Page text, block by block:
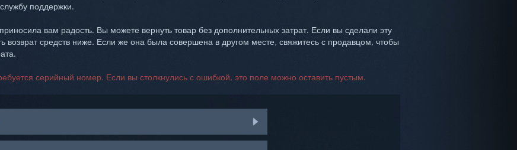
поддержки.
вам радость. Вы можете вернуть товар без дополнительных затрат. Если вы сделали эту
возврат средств ниже. Если же она была совершена в другом месте, свяжитесь с продавцом, чтобы
серийный номер. Если вы столкнулись с ошибкой, это поле можно оставить пустым.